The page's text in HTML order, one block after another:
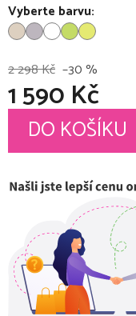
Vyberte barvu:
2 298 Kč –30 %
1 590 Kč
Měrná cena:
DO KOŠÍKU